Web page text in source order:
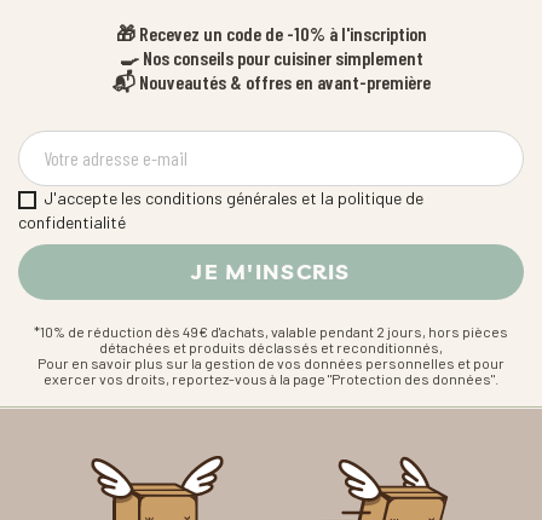
🎁 Recevez un code de -10% à l'inscription
🍳 Nos conseils pour cuisiner simplement
📬 Nouveautés & offres en avant-première
J'accepte les conditions générales et la politique de
confidentialité
*10% de réduction dès 49€ d'achats, valable pendant 2 jours, hors pièces
détachées et produits déclassés et reconditionnés,
Pour en savoir plus sur la gestion de vos données personnelles et pour
exercer vos droits, reportez-vous à la page "Protection des données".